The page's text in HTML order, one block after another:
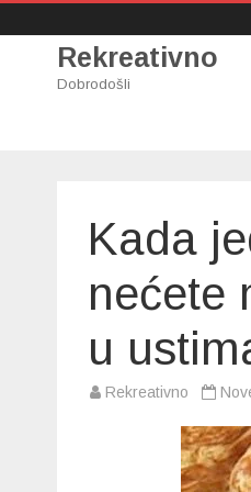
Rekreativno
Dobrodošli
Kada
nećete
u
Rekreativno